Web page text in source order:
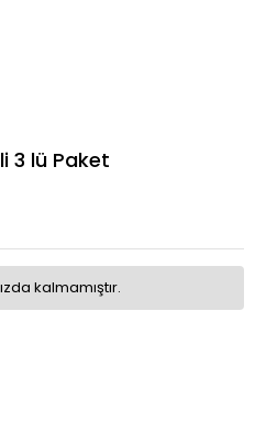
3 lü Paket
kalmamıştır.